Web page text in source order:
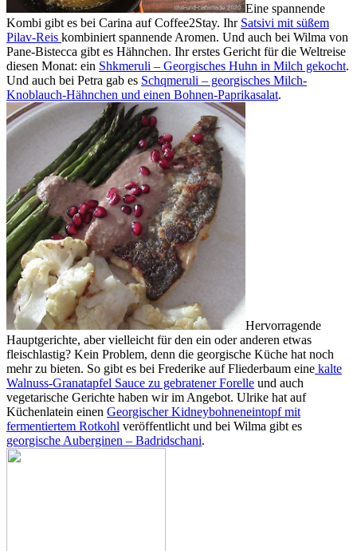
Eine spannende
Kombi gibt es bei Carina auf Coffee2Stay. Ihr Satsivi mit süßem
Pilav-Reis kombiniert spannende Aromen. Und auch bei Wilma von
Pane-Bistecca gibt es Hähnchen. Ihr erstes Gericht für die Weltreise
diesen Monat: ein Shkmeruli – Georgisches Huhn in Milch gekocht.
Und auch bei Petra gab es Schqmeruli – georgisches Milch-
Knoblauch-Hähnchen und einen Bohnen-Paprikasalat.
Hervorragende
Hauptgerichte, aber vielleicht für den ein oder anderen etwas
fleischlastig? Kein Problem, denn die georgische Küche hat noch
mehr zu bieten. So gibt es bei Frederike auf Fliederbaum eine kalte
Walnuss-Granatapfel Sauce zu gebratener Forelle und auch
vegetarische Gerichte haben wir im Angebot. Ulrike hat auf
Küchenlatein einen Georgischer Kidneybohneneintopf mit
fermentiertem Rotkohl veröffentlicht und bei Wilma gibt es
georgische Auberginen – Badridschani.